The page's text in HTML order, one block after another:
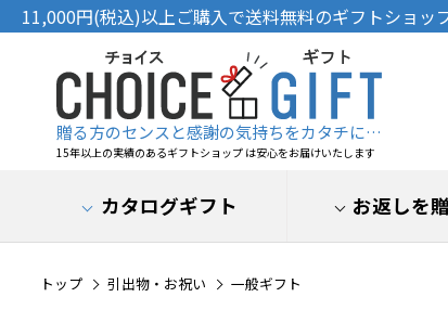
11,000円(税込)以上ご購入で送料無料のギフトショッ
贈る方のセンスと感謝の気持ちをカタチに…
15年以上の実績のあるギフトショップ は安心をお届けいたします
カタログギフト お返しを
トップ 引出物・お祝い 一般ギフト